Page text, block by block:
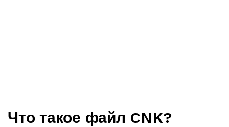
Что такое файл CNK?